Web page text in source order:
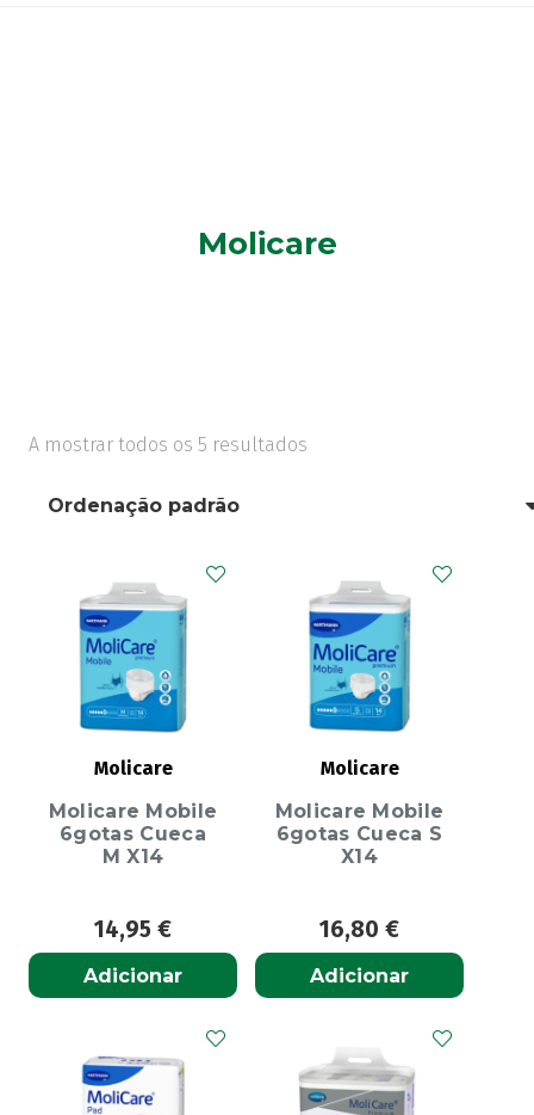
Molicare
A mostrar todos os 5 resultados
Molicare
Molicare Mobile
6gotas Cueca
M X14
14,95 €
Adicionar
Molicare
Molicare Mobile
6gotas Cueca S
X14
16,80 €
Adicionar